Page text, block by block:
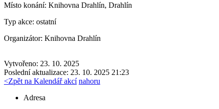
Místo konání: Knihovna Drahlín, Drahlín
Typ akce: ostatní
Organizátor: Knihovna Drahlín
Vytvořeno: 23. 10. 2025
Poslední aktualizace: 23. 10. 2025 21:23
<Zpět na Kalendář akcí nahoru
Adresa